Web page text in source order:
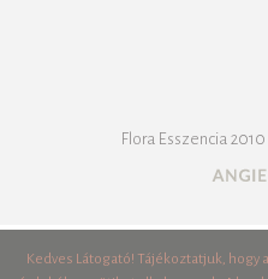
Flora Esszencia
Kedves Látogató! Tájékoztatjuk,